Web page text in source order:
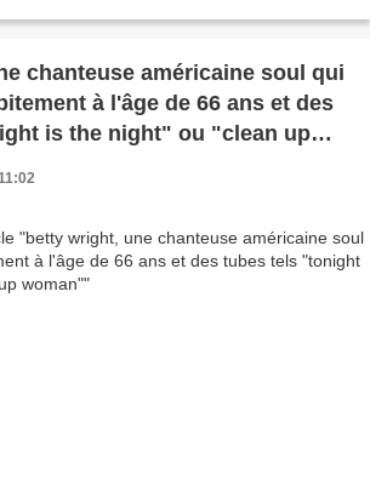
chanteuse américaine soul qui
à l'âge de 66 ans et des
is the night" ou "clean up